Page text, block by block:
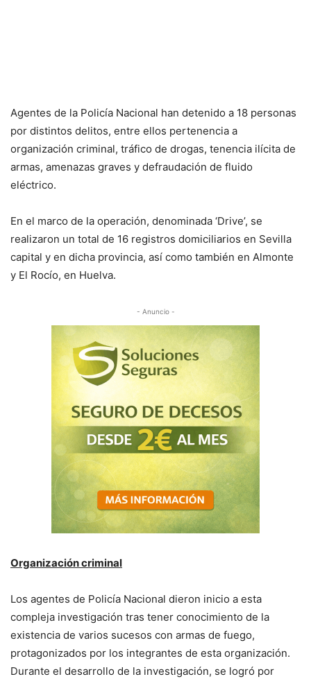
Agentes de la Policía Nacional han detenido a 18 personas
por distintos delitos, entre ellos pertenencia a
organización criminal, tráfico de drogas, tenencia ilícita de
armas, amenazas graves y defraudación de fluido
eléctrico.
En el marco de la operación, denominada ‘Drive’, se
realizaron un total de 16 registros domiciliarios en Sevilla
capital y en dicha provincia, así como también en Almonte
y El Rocío, en Huelva.
- Anuncio -
Organización criminal
Los agentes de Policía Nacional dieron inicio a esta
compleja investigación tras tener conocimiento de la
existencia de varios sucesos con armas de fuego,
protagonizados por los integrantes de esta organización.
Durante el desarrollo de la investigación, se logró por